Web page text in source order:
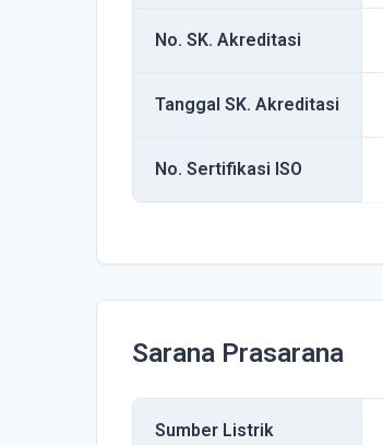
No. SK. Akreditasi
Tanggal SK. Akreditasi
No. Sertifikasi ISO
Sarana Prasarana
Sumber Listrik